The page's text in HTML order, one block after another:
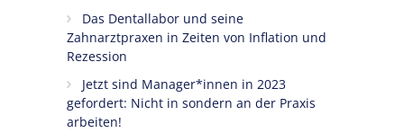
Das Dentallabor und seine
Zahnarztpraxen in Zeiten von Inflation und
Rezession
Jetzt sind Manager*innen in 2023
gefordert: Nicht in sondern an der Praxis
arbeiten!